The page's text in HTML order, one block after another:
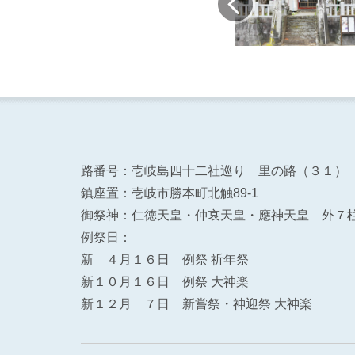
路番号：壱岐島四十二社巡り 里の路（３１）
鎮座置：壱岐市勝本町北触89-1
御祭神：仁徳天皇・仲哀天皇・應神天皇 外７
例祭日：
新 ４月１６日 例祭 祈年祭
新１０月１６日 例祭 大神楽
新１２月 ７日 新嘗祭・神迎祭 大神楽